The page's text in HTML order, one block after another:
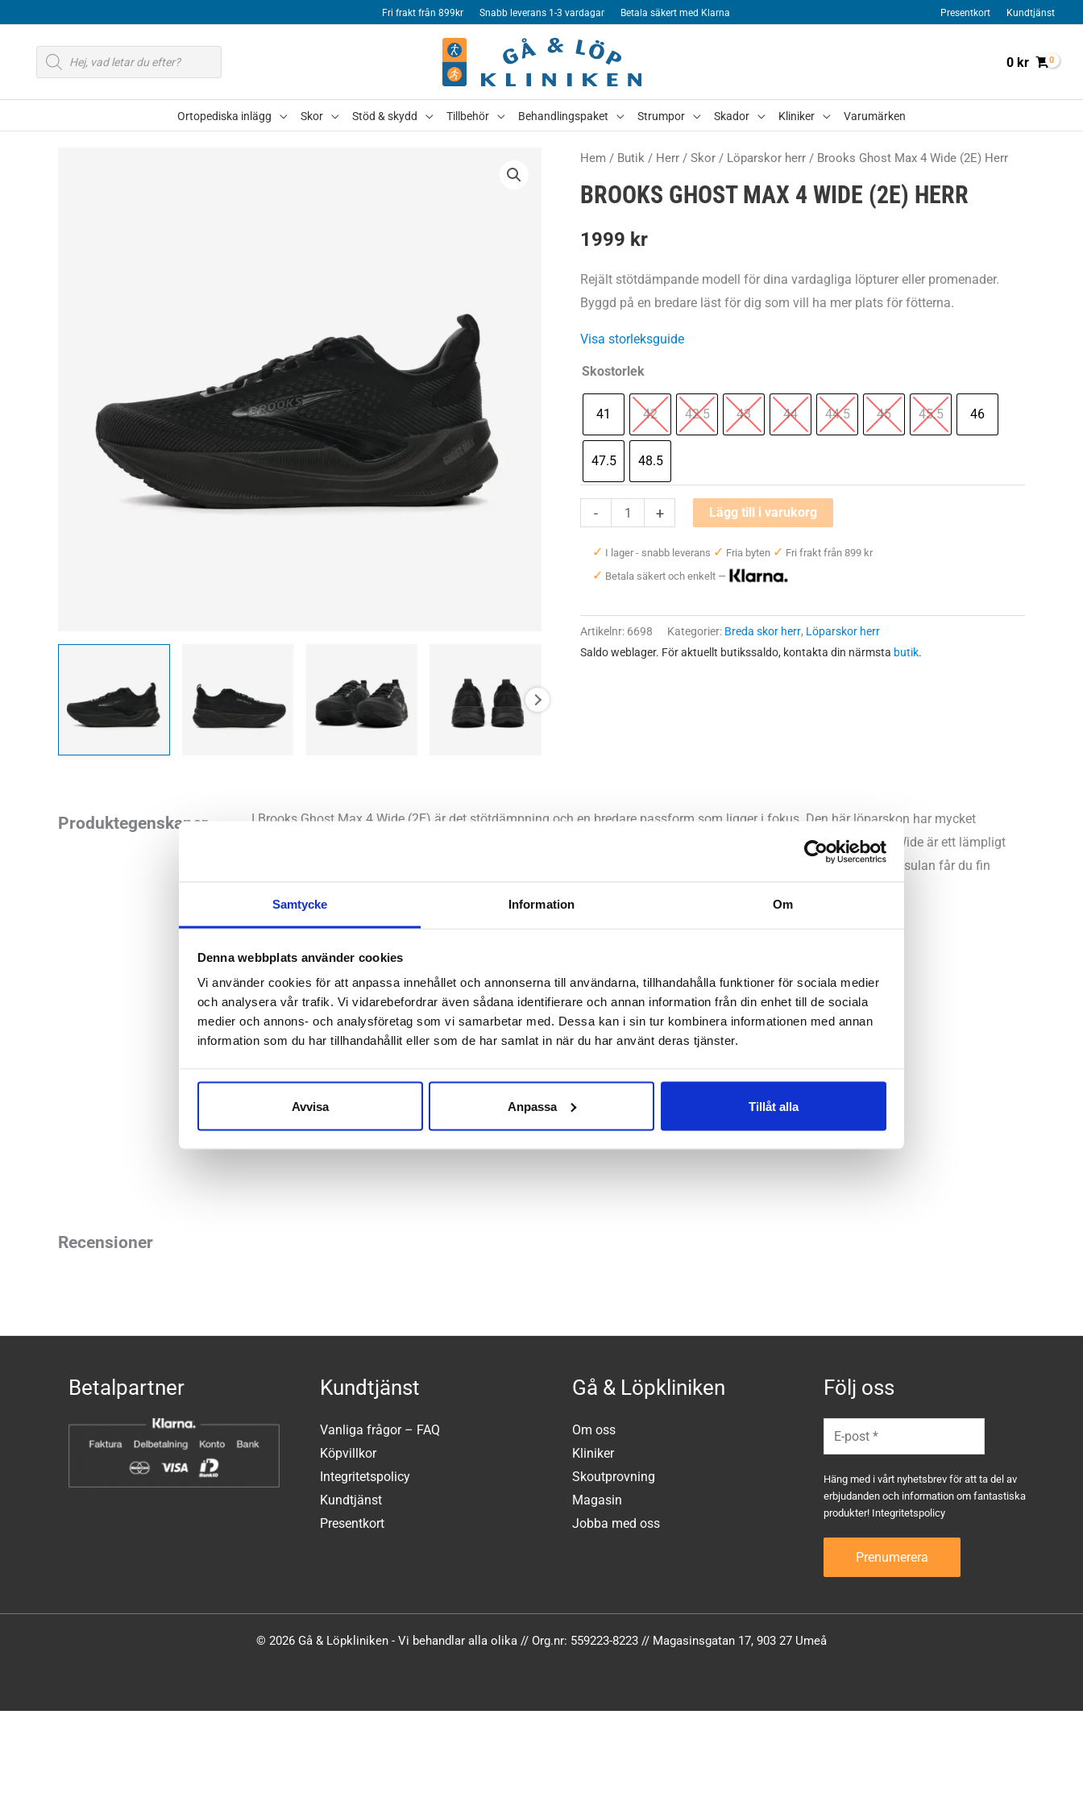
Samtycke Information Om
Denna webbplats använder cookies
Vi använder cookies för att anpassa innehållet och annonserna till användarna, tillhandahålla funktioner för sociala medier
och analysera vår trafik. Vi vidarebefordrar även sådana identifierare och annan information från din enhet till de sociala
medier och annons- och analysföretag som vi samarbetar med. Dessa kan i sin tur kombinera informationen med annan
information som du har tillhandahållit eller som de har samlat in när du har använt deras tjänster.
Avvisa Anpassa Tillåt alla
Fri frakt från 899kr Snabb leverans 1-3 vardagar Betala säkert med Klarna Presentkort Kundtjänst
Produktsökning
0 kr
Ortopediska inlägg Skor Stöd & skydd Tillbehör Behandlingspaket Strumpor Skador Kliniker Varumärken
Hem / Butik / Herr / Skor / Löparskor herr / Brooks Ghost Max 4 Wide (2E) Herr
BROOKS GHOST MAX 4 WIDE (2E) HERR
1999 kr
Rejält stötdämpande modell för dina vardagliga löpturer eller promenader.
Byggd på en bredare läst för dig som vill ha mer plats för fötterna.
Visa storleksguide
Skostorlek
41 42 42.5 43 44 44.5 45 45.5 46
47.5 48.5
-
Brooks
Ghost
Max
(2E)
Herr
+ Lägg till i varukorg
✓ I lager - snabb leverans ✓ Fria byten ✓ Fri frakt från 899 kr
✓ Betala säkert och enkelt —
Artikelnr: 6698 Kategorier: Breda skor herr, Löparskor herr
Saldo weblager. För aktuellt butikssaldo, kontakta din närmsta butik.
Produktegenskaper
I Brooks Ghost Max 4 Wide (2E) är det stötdämpning och en bredare passform som ligger i fokus. Den här löparskon har mycket
stötdämpning och är anpassad för dig som vill ha lite mer plats och utrymme för dina fötter. Brooks Ghost Max 4 Wide är ett lämpligt
val som löparsko för dina dagliga pass eller till dina promenader. Med den väl uppbyggda stötdämpningen i mellansulan får du fin
Läst:Bred
Fotvalv:Normala, höga
Stabilitet:Neutral
Vikt:292 g
Höjd:Häl 40 mm – Framfot 34 mm
Häl-tå dropp:6 mm
Recensioner
Betalpartner Kundtjänst
Vanliga frågor – FAQ
Köpvillkor
Integritetspolicy
Kundtjänst
Presentkort
Gå & Löpkliniken
Om oss
Kliniker
Skoutprovning
Magasin
Jobba med oss
Följ oss
Häng med i vårt nyhetsbrev för att ta del av
erbjudanden och information om fantastiska
produkter! Integritetspolicy
© 2026 Gå & Löpkliniken - Vi behandlar alla olika // Org.nr: 559223-8223 // Magasinsgatan 17, 903 27 Umeå